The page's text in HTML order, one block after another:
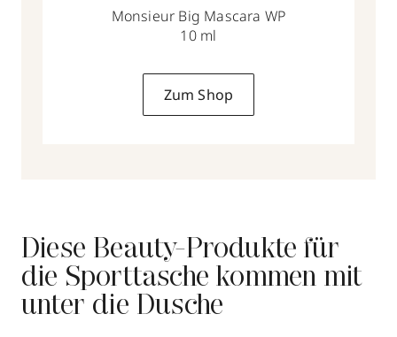
Monsieur Big Mascara WP
10 ml
Zum Shop
Diese Beauty-Produkte für
die Sporttasche kommen mit
unter die Dusche